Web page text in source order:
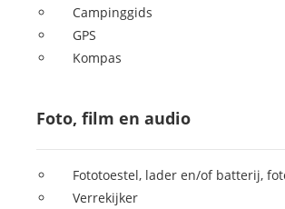
Campinggids
GPS
Kompas
Foto, film en audio
Fototoestel, lader en/of batterij,
Verrekijker